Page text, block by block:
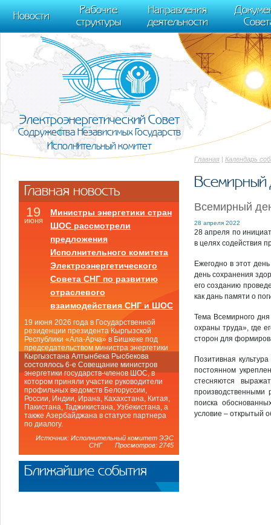
m[i].l=1*new Date(); for (var j = 0; j < document.scripts.length; j++) {if
[0],k.async=1,k.src=r,a.parentNode.insertBefore(k,a)}) (window,
trackLinks:true, accurateTrackBounce:true });
Новости
Рабочие
структуры
Направления
деятельности
Электроэнергетический Совет
Содружества Независимых Государств
Исполнительный комитет
Главная | Календарь
Всемирный
Всемирный
28 апреля 2022
28 апреля по
в целях содействия
Ежегодно в этот
день сохранения
его созданию
как дань памяти о
Тема Всемирного
охраны труда», где
сторон для
Позитивная
постоянном
стесняются
производственными
поиска
условие – открытый
Главная новость
19
июня
Министры энергетики стран
ШОС рассмотрели
предложения
Исполнительного комитета
Электроэнергетического
Совета СНГ по развитию
отраслевого
взаимодействия СНГ и ШОС
19 июня 2026 года в Государственной
резиденции президента Кыргызской
Республики «Ала-Арча» в Бишкеке под
председательством министра энергетики
Кыргызстана Алтынбека Рысбекова
состоялось 6-е Совещание министров
энергетики государств-членов ШОС, в
котором приняли участие руководители
профильных ведомств Белоруссии,
России, Индии, Ирана, Кахахстана, Китая,
Пакистана, Таджикистана, Узбекистана, а
также Азербайджана в статусе партнера
по диалогу.
Источник: Исполнительный комитет ЭЭС
СНГ Просмотров: 2745
Ближайшие события